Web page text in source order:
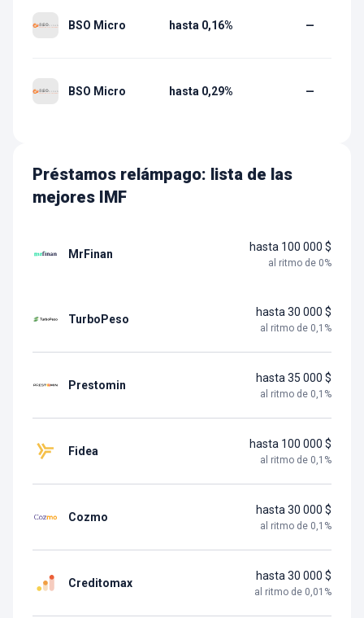
BSO Micro hasta 0,16% —
BSO Micro hasta 0,29% —
Préstamos relámpago: lista de las
mejores IMF
MrFinan
hasta 100 000 $
al ritmo de 0%
TurboPeso
hasta 30 000 $
al ritmo de 0,1 %
Prestomin
hasta 35 000 $
al ritmo de 0,1 %
Fidea
hasta 100 000 $
al ritmo de 0,1 %
Cozmo
hasta 30 000 $
al ritmo de 0,1 %
Creditomax
hasta 30 000 $
al ritmo de 0,01 %